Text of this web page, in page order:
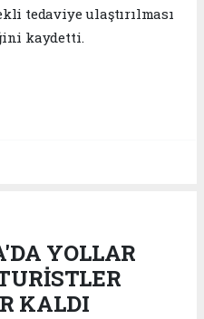
tedaviye ulaştırılması
kaydetti.
YOLLAR
KALDI